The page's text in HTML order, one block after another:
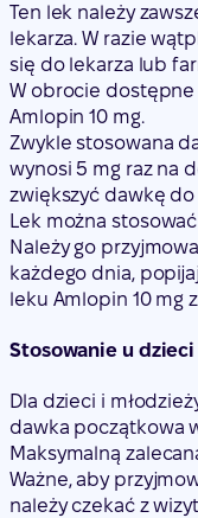
Ten lek należy
lekarza. W razie
się do lekarza lub
W obrocie dostępne
Amlopin 10 mg.
Zwykle stosowana
wynosi 5 mg raz na
zwiększyć dawkę do
Lek można
Należy go
każdego dnia,
leku Amlopin 10 mg
Stosowanie u dzieci
Dla dzieci i
dawka początkowa
Maksymalną
Ważne, aby
należy czekać z